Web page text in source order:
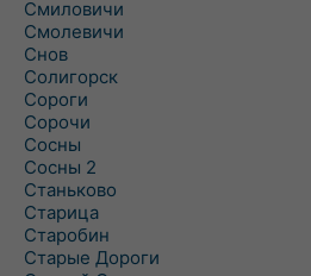
Смиловичи
Смолевичи
Снов
Солигорск
Сороги
Сорочи
Сосны
Сосны 2
Станьково
Старица
Старобин
Старые Дороги